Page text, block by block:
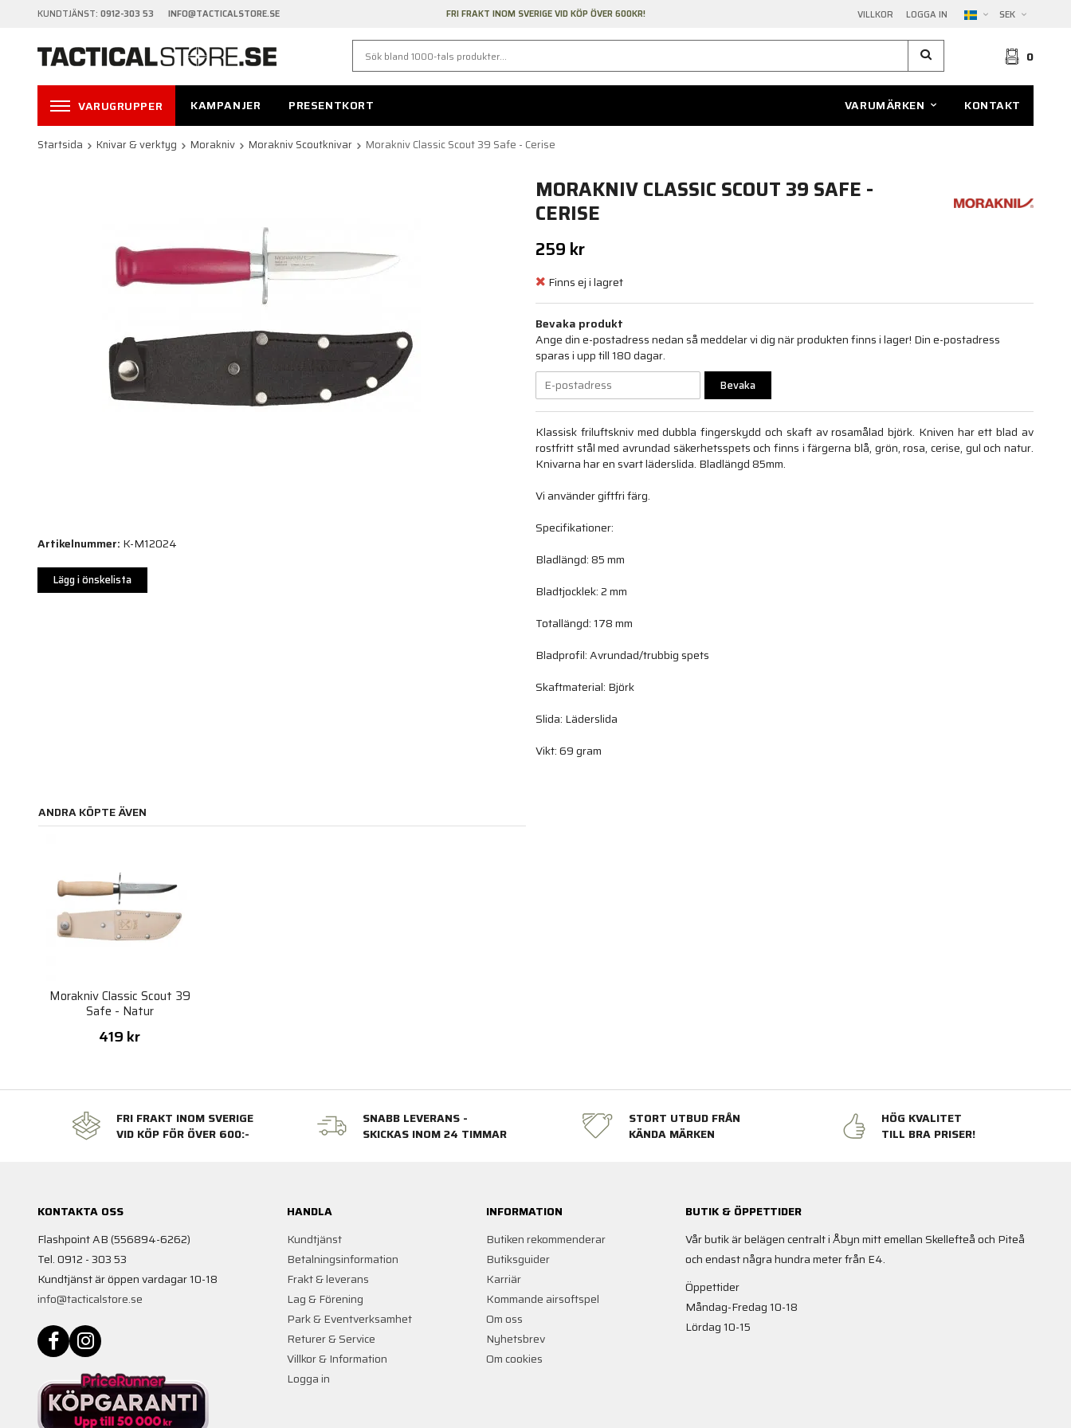
KUNDTJÄNST: 0912-303 53 INFO@TACTICALSTORE.SE VILLKOR LOGGA IN SEK
FRI FRAKT INOM SVERIGE VID KÖP ÖVER 600KR!
0
VARUGRUPPER KAMPANJER PRESENTKORT VARUMÄRKEN KONTAKT
Startsida Knivar & verktyg Morakniv Morakniv Scoutknivar Morakniv Classic Scout 39 Safe - Cerise
MORAKNIV CLASSIC SCOUT 39 SAFE -
CERISE
259 kr
Finns ej i lagret
Bevaka produkt
Ange din e-postadress nedan så meddelar vi dig när produkten finns i lager! Din e-postadress
sparas i upp till 180 dagar.
Bevaka
Klassisk friluftskniv med dubbla fingerskydd och skaft av rosamålad björk. Kniven har ett blad av
rostfritt stål med avrundad säkerhetsspets och finns i färgerna blå, grön, rosa, cerise, gul och natur.
Knivarna har en svart läderslida. Bladlängd 85mm.
Vi använder giftfri färg.
Specifikationer:
Bladlängd: 85 mm
Bladtjocklek: 2 mm
Totallängd: 178 mm
Bladprofil: Avrundad/trubbig spets
Skaftmaterial: Björk
Slida: Läderslida
Vikt: 69 gram
Artikelnummer: K-M12024
Lägg i önskelista
ANDRA KÖPTE ÄVEN
Morakniv Classic Scout 39
Safe - Natur
419 kr
FRI FRAKT INOM SVERIGE
VID KÖP FÖR ÖVER 600:-
SNABB LEVERANS -
SKICKAS INOM 24 TIMMAR
STORT UTBUD FRÅN
KÄNDA MÄRKEN
HÖG KVALITET
TILL BRA PRISER!
KONTAKTA OSS
Flashpoint AB (556894-6262)
Tel. 0912 - 303 53
Kundtjänst är öppen vardagar 10-18
info@tacticalstore.se
HANDLA
Kundtjänst
Betalningsinformation
Frakt & leverans
Lag & Förening
Park & Eventverksamhet
Returer & Service
Villkor & Information
Logga in
INFORMATION
Butiken rekommenderar
Butiksguider
Karriär
Kommande airsoftspel
Om oss
Nyhetsbrev
Om cookies
BUTIK & ÖPPETTIDER
Vår butik är belägen centralt i Åbyn mitt emellan Skellefteå och Piteå
och endast några hundra meter från E4.
Öppettider
Måndag-Fredag 10-18
Lördag 10-15